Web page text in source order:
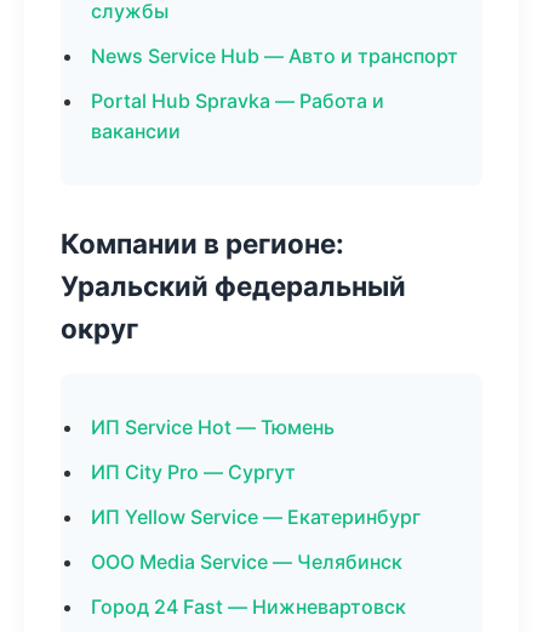
службы
News Service Hub — Авто и транспорт
Portal Hub Spravka — Работа и
вакансии
Компании в регионе:
Уральский федеральный
округ
ИП Service Hot — Тюмень
ИП City Pro — Сургут
ИП Yellow Service — Екатеринбург
ООО Media Service — Челябинск
Город 24 Fast — Нижневартовск